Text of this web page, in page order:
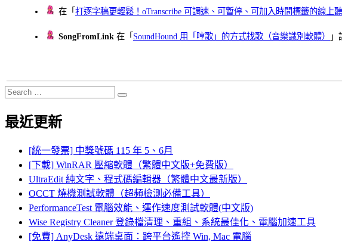
在「打逐字稿更輕鬆！oTranscribe 可調速、可暫停、可加入時間標籤的線上
SongFromLink 在「 SoundHound 用「哼歌」的方式找歌（音樂識別軟體） 」
Search
for:
Search
最近更新
[統一發票] 中獎號碼 115 年 5、6月
[下載] WinRAR 壓縮軟體（繁體中文版+免費版）
UltraEdit 純文字、程式碼編輯器（繁體中文最新版）
OCCT 燒機測試軟體（超頻檢測必備工具）
PerformanceTest 電腦效能、運作速度測試軟體(中文版)
Wise Registry Cleaner 登錄檔清理、重組、系統最佳化、電腦加速工具
[免費] AnyDesk 遠端桌面：跨平台遙控 Win, Mac 電腦